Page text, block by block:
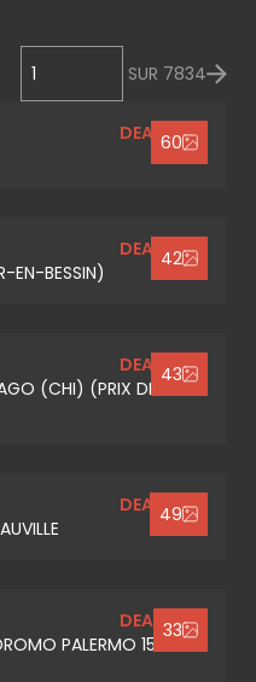
SUR 7834
60
DEAUVILLE
42
DEAUVILLE
EN-BESSIN)
43
DEAUVILLE
(CHI) (PRIX DE
49
DEAUVILLE
33
DEAUVILLE
PALERMO 150